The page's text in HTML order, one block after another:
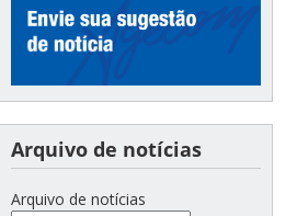
Arquivo de notícias
Arquivo de notícias